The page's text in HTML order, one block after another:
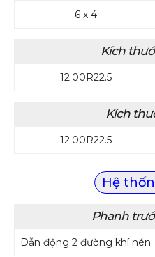
6 x 4
Kích
12.00R22.5
Kích
12.00R22.5
Hệ
Phanh
Dẫn động 2 đường khí nén